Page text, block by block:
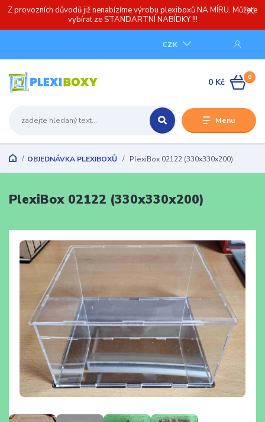
Z provozních důvodů již nenabízíme výrobu plexiboxů NA MÍRU. Můžete
vybírat ze STANDARTNÍ NABÍDKY !!!
Menu
CZK
0
0 Kč
OBJEDNÁVKA PLEXIBOXŮ PlexiBox 02122 (330x330x200)
PlexiBox 02122 (330x330x200)